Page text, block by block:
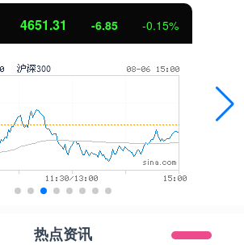
4651.31 -6.85 -0.15%
热点资讯